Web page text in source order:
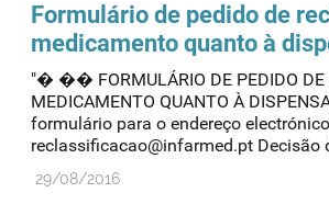
ibuprofeno paracetamol codeina
picetoprofeno contraceção de
floroglucinol e simeticone
Formulário de pedido de
medicamento quanto à
"� �� FORMULÁRIO DE PEDIDO DE
MEDICAMENTO QUANTO À
formulário para o endereço
reclassificacao@infarmed.pt Decisão
29/08/2016